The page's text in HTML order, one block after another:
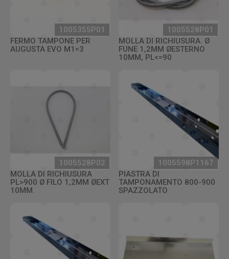
1005355P01
FERMO TAMPONE PER
AUGUSTA EVO M1=3
1005528P01
MOLLA DI RICHIUSURA. Ø
FUNE 1,2MM ØESTERNO
10MM, PL<=90
1005528P02
MOLLA DI RICHIUSURA
PL>900 Ø FILO 1,2MM ØEXT
10MM.
1005598P1167
PIASTRA DI
TAMPONAMENTO 800-900
SPAZZOLATO